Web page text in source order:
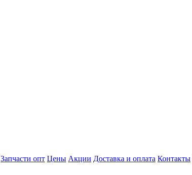
Запчасти опт Цены Акции Доставка и оплата Контакты